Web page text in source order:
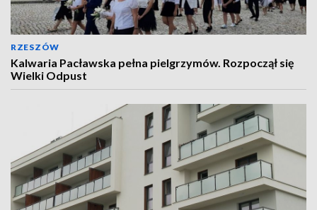
RZESZÓW
Kalwaria Pacławska pełna pielgrzymów. Rozpoczął się
Wielki Odpust